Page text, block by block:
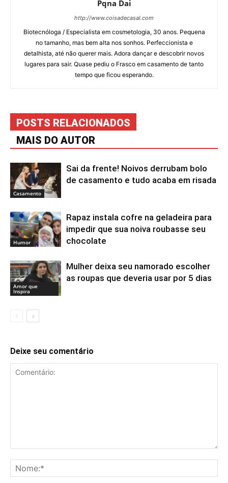
Pqna Dai
http://www.coisadecasal.com
Biotecnóloga / Especialista em cosmetologia, 30 anos. Pequena
no tamanho, mas bem alta nos sonhos. Perfeccionista e
detalhista, até não querer mais. Adora dançar e descobrir novos
lugares para sair. Quase pediu o Frasco em casamento de tanto
tempo que ficou esperando.
POSTS RELACIONADOS
MAIS DO AUTOR
Casamento
Sai da frente! Noivos derrubam bolo
de casamento e tudo acaba em risada
Humor
Rapaz instala cofre na geladeira para
impedir que sua noiva roubasse seu
chocolate
Amor que
Inspira
Mulher deixa seu namorado escolher
as roupas que deveria usar por 5 dias
Deixe seu comentário